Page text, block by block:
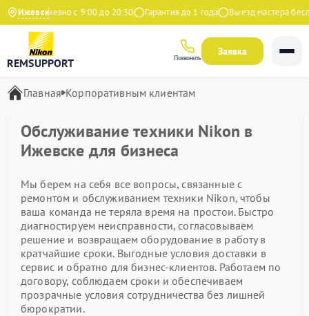
Ижевск
Ежедневно с 9:00 до 20:30 Гарантия до 1 года Выезд мастера
REMSUPPORT Позвонить
Заявка
Главная Корпоративным клиентам
Обслуживание техники Nikon в
Ижевске для бизнеса
Мы берем на себя все вопросы, связанные с
ремонтом и обслуживанием техники Nikon, чтобы
ваша команда не теряла время на простои. Быстро
диагностируем неисправности, согласовываем
решение и возвращаем оборудование в работу в
кратчайшие сроки. Выгодные условия доставки в
сервис и обратно для бизнес-клиентов. Работаем по
договору, соблюдаем сроки и обеспечиваем
прозрачные условия сотрудничества без лишней
бюрократии.